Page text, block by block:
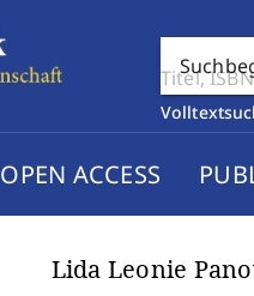
OPEN ACCESS
Lida Leonie